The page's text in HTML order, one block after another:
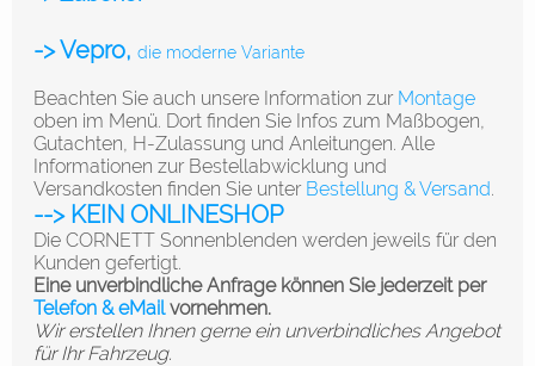
-> Vepro, die moderne Variante
Beachten Sie auch unsere Information zur Montage
oben im Menü. Dort finden Sie Infos zum Maßbogen,
Gutachten, H-Zulassung und Anleitungen. Alle
Informationen zur Bestellabwicklung und
Versandkosten finden Sie unter Bestellung & Versand
--> KEIN ONLINESHOP
Die CORNETT Sonnenblenden werden jeweils für den
Kunden gefertigt.
Eine unverbindliche Anfrage können Sie jederzeit per
Telefon & eMailvornehmen.
Wir erstellen Ihnen gerne ein unverbindliches Angebot
für Ihr Fahrzeug.